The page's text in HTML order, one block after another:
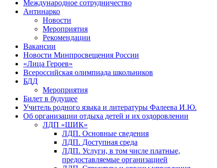
Международное сотрудничество
Антинарко
Новости
Мероприятия
Рекомендации
Вакансии
Новости Минпросвещения России
«Лица Героев»
Всероссийская олимпиада школьников
БДД
Мероприятия
Билет в будущее
Учитель родного языка и литературы Фалеева И.Ю.
Об организации отдыха детей и их оздоровлении
ЛДП «ШИК»
ЛДП. Основные сведения
ЛДП. Доступная среда
ЛДП. Услуги, в том числе платные,
предоставляемые организацией